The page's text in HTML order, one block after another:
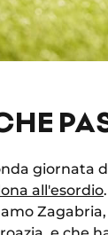
giornata
all'esordio